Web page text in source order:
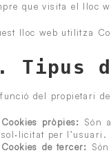
que visita el lloc
lloc web utilitza
Tipus
del propietari
Cookies pròpies: Són
sol·licitat per l’usuari.
Cookies de tercer: